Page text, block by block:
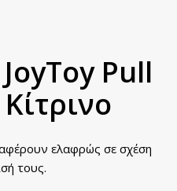
Pull
ελαφρώς σε σχέση
τους.